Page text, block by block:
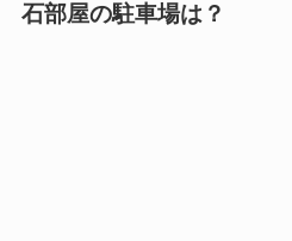
石部屋の駐車場は？